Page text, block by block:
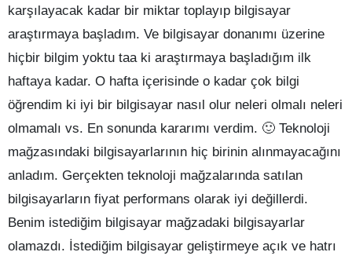
karşılayacak kadar bir miktar toplayıp bilgisayar
araştırmaya başladım. Ve bilgisayar donanımı üzerine
hiçbir bilgim yoktu taa ki araştırmaya başladığım ilk
haftaya kadar. O hafta içerisinde o kadar çok bilgi
öğrendim ki iyi bir bilgisayar nasıl olur neleri olmalı neleri
olmamalı vs. En sonunda kararımı verdim. 🙂 Teknoloji
mağzasındaki bilgisayarlarının hiç birinin alınmayacağını
anladım. Gerçekten teknoloji mağzalarında satılan
bilgisayarların fiyat performans olarak iyi değillerdi.
Benim istediğim bilgisayar mağzadaki bilgisayarlar
olamazdı. İstediğim bilgisayar geliştirmeye açık ve hatrı